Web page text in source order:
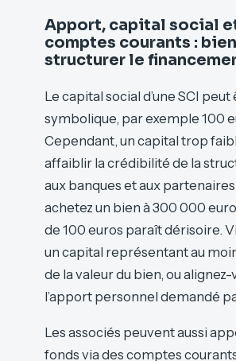
Apport, capital social
comptes courants : bien
structurer le
Le capital social d’une SCI peut
symbolique, par exemple 100
Cependant, un capital trop
affaiblir la crédibilité de la
aux banques et aux
achetez un bien à 300 000
de 100 euros paraît dérisoire.
un capital représentant au
de la valeur du bien, ou alignez-
l’apport personnel demandé
Les associés peuvent aussi
fonds via des comptes courants